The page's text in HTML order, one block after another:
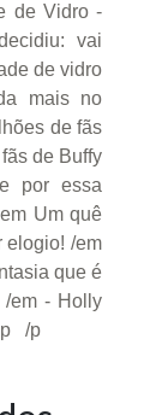
de Vidro -
vai
de vidro
mais no
de fãs
de Buffy
por essa
Um quê
elogio! /em
que é
/em - Holly
p /p